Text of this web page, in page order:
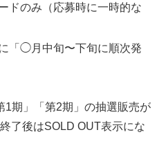
ドのみ（応募時に一時的な
「◯月中旬〜下旬に順次発
1期」「第2期」の抽選販売が
了後はSOLD OUT表示にな